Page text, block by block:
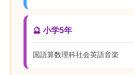
🔮 小学5年
国語算数理科社会英語音楽